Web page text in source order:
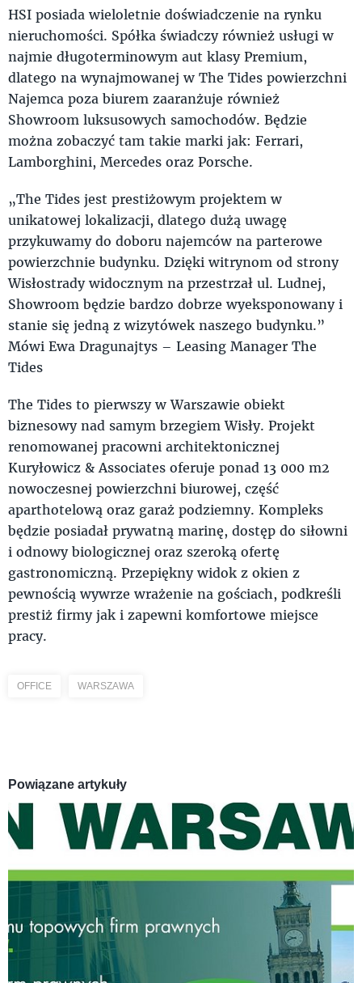
HSI posiada wieloletnie doświadczenie na rynku
nieruchomości. Spółka świadczy również usługi w
najmie długoterminowym aut klasy Premium,
dlatego na wynajmowanej w The Tides powierzchni
Najemca poza biurem zaaranżuje również
Showroom luksusowych samochodów. Będzie
można zobaczyć tam takie marki jak: Ferrari,
Lamborghini, Mercedes oraz Porsche.
„The Tides jest prestiżowym projektem w
unikatowej lokalizacji, dlatego dużą uwagę
przykuwamy do doboru najemców na parterowe
powierzchnie budynku. Dzięki witrynom od strony
Wisłostrady widocznym na przestrzał ul. Ludnej,
Showroom będzie bardzo dobrze wyeksponowany i
stanie się jedną z wizytówek naszego budynku.”
Mówi Ewa Dragunajtys – Leasing Manager The
Tides
The Tides to pierwszy w Warszawie obiekt
biznesowy nad samym brzegiem Wisły. Projekt
renomowanej pracowni architektonicznej
Kuryłowicz & Associates oferuje ponad 13 000 m2
nowoczesnej powierzchni biurowej, część
aparthotelową oraz garaż podziemny. Kompleks
będzie posiadał prywatną marinę, dostęp do siłowni
i odnowy biologicznej oraz szeroką ofertę
gastronomiczną. Przepiękny widok z okien z
pewnością wywrze wrażenie na gościach, podkreśli
prestiż firmy jak i zapewni komfortowe miejsce
pracy.
OFFICE WARSZAWA
Powiązane artykuły